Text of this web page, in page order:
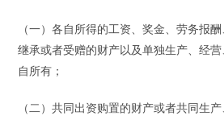
（一）各自所得的工资、奖金、劳务报
继承或者受赠的财产以及单独生产、经
自所有；
（二）共同出资购置的财产或者共同生